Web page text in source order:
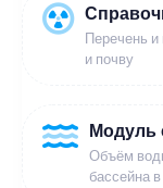
Перечень
и почву
Модуль
Объём
бассейна